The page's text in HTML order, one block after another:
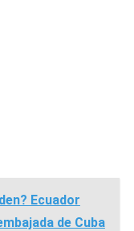
Ecuador
de Cuba